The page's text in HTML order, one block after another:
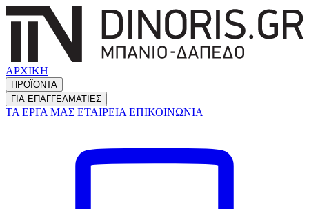
ΑΡΧΙΚΗ
ΠΡΟΪΟΝΤΑ
ΓΙΑ ΕΠΑΓΓΕΛΜΑΤΙΕΣ
ΤΑ ΕΡΓΑ ΜΑΣ ΕΤΑΙΡΕΙΑ ΕΠΙΚΟΙΝΩΝΙΑ